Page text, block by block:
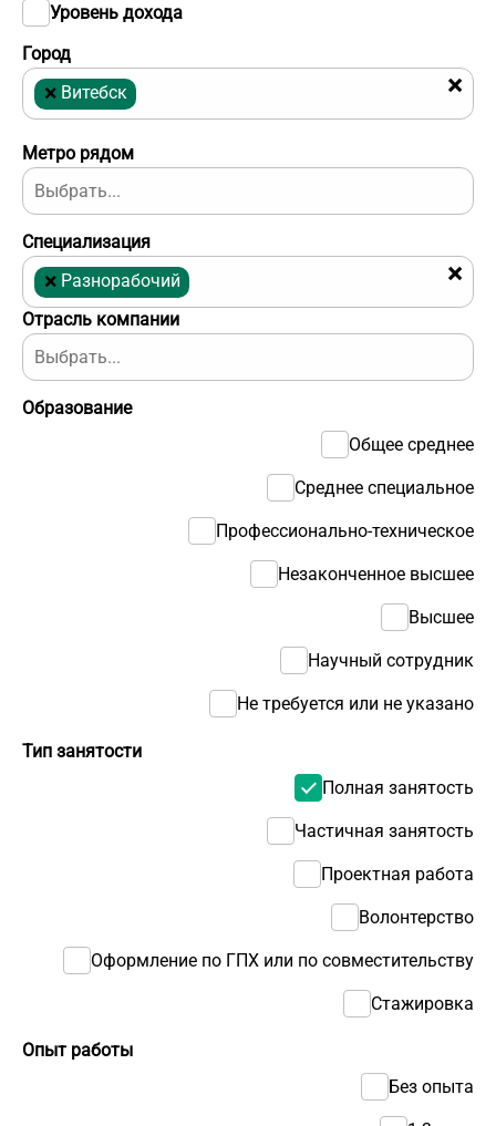
Отрасль компании
Тип занятости
Полная занятость
Частичная занятость
Проектная работа
Волонтерство
Оформление по ГПХ или по совместительству
Стажировка
Город
×
× Витебск
Уровень дохода
Образование
Общее среднее
Среднее специальное
Профессионально-техническое
Незаконченное высшее
Высшее
Научный сотрудник
Не требуется или не указано
Опыт работы
Без опыта
Метро рядом
Специализация
×
× Разнорабочий